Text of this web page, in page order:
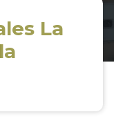
La